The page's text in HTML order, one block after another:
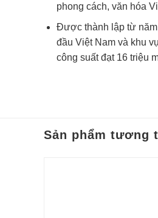
phong cách, văn hóa
Được thành lập từ năm
đầu Việt Nam và khu
công suất đạt 16 triệu
Sản phẩm tương